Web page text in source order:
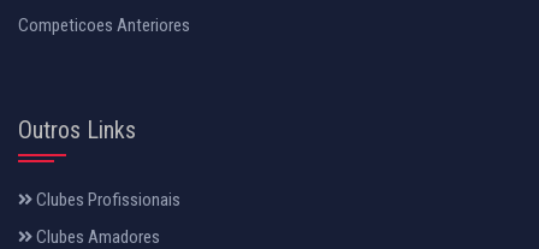
Competicoes Anteriores
Outros Links
Clubes Profissionais
Clubes Amadores